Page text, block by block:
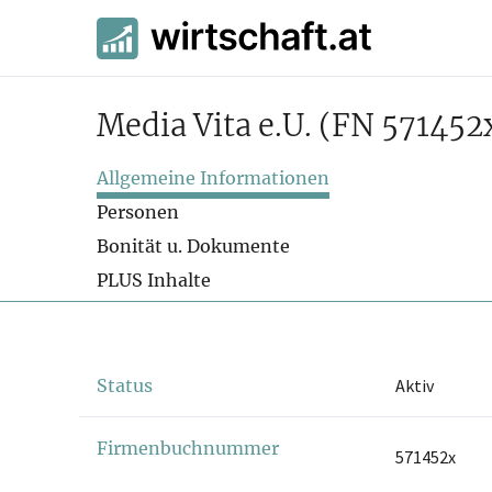
Media Vita e.U. (FN
Allgemeine Informationen
Personen
Bonität u. Dokumente
PLUS Inhalte
Status Aktiv
Firmenbuchnummer 571452x